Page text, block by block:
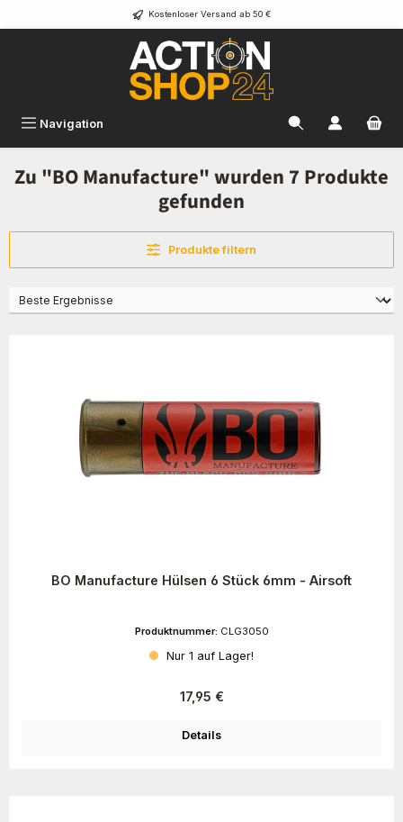
Zum Hauptinhalt springen Kostenloser Versand ab 50 €
Navigation
Zu "BO Manufacture" wurden 7 Produkte
gefunden
Produkte filtern
BO Manufacture Hülsen 6 Stück 6mm - Airsoft
Produktnummer: CLG3050
Nur 1 auf Lager!
Regulärer Preis:
17,95 €
Details